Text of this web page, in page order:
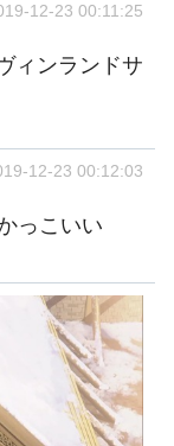
12-23 00:11:25
ィンランドサ
12-23 00:12:03
っこいい